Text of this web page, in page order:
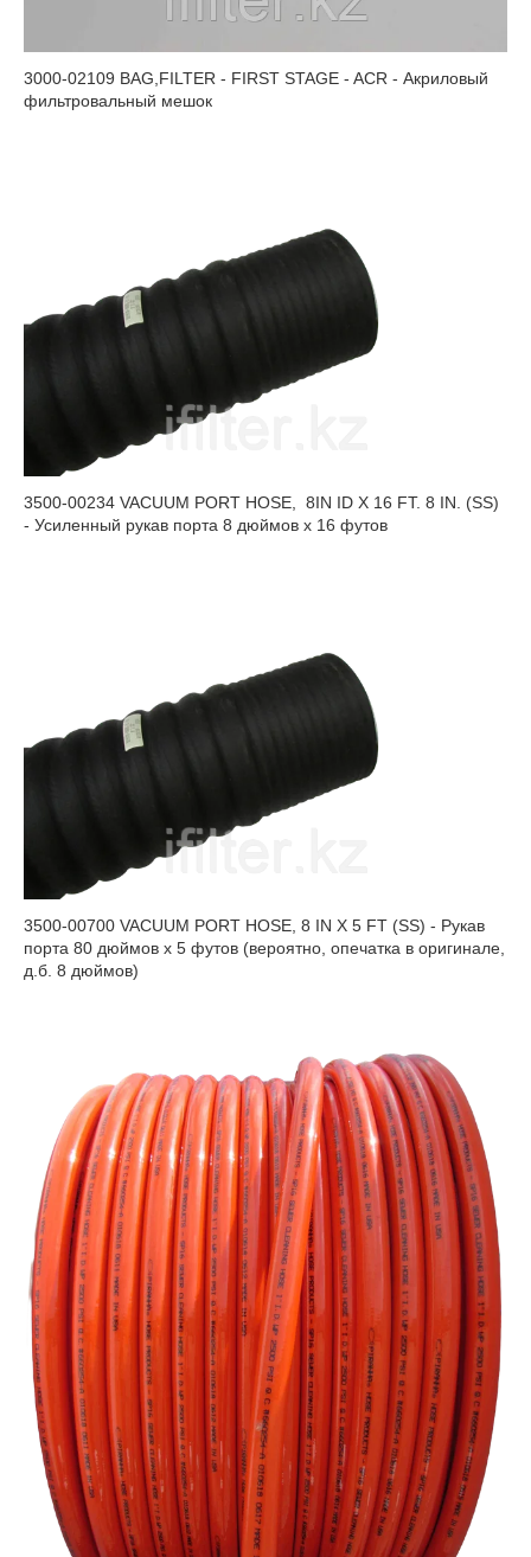
3000-02109 BAG,FILTER - FIRST STAGE - ACR - Акриловый
фильтровальный мешок
3500-00234 VACUUM PORT HOSE, 8IN ID X 16 FT. 8 IN. (SS)
- Усиленный рукав порта 8 дюймов x 16 футов
3500-00700 VACUUM PORT HOSE, 8 IN X 5 FT (SS) - Рукав
порта 80 дюймов x 5 футов (вероятно, опечатка в оригинале,
д.б. 8 дюймов)